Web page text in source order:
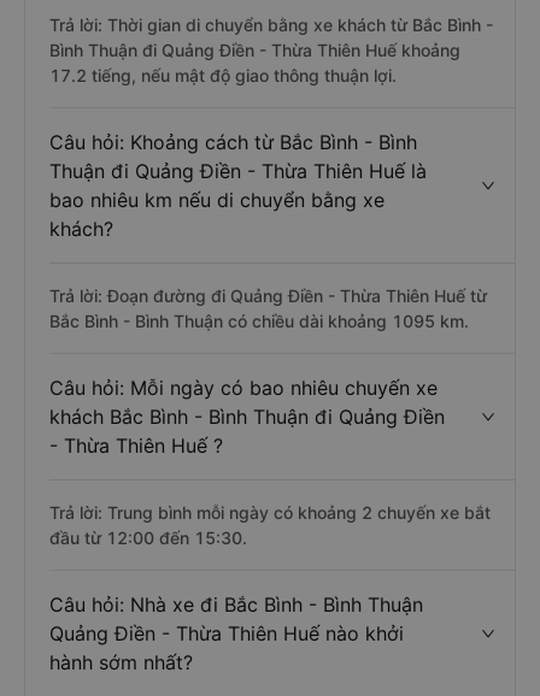
Trả lời: Thời gian di chuyển bằng xe khách từ Bắc Bình -
Bình Thuận đi Quảng Điền - Thừa Thiên Huế khoảng
17.2 tiếng, nếu mật độ giao thông thuận lợi.
Câu hỏi: Khoảng cách từ Bắc Bình - Bình
Thuận đi Quảng Điền - Thừa Thiên Huế là
bao nhiêu km nếu di chuyển bằng xe
khách?
Trả lời: Đoạn đường đi Quảng Điền - Thừa Thiên Huế từ
Bắc Bình - Bình Thuận có chiều dài khoảng 1095 km.
Câu hỏi: Mỗi ngày có bao nhiêu chuyến xe
khách Bắc Bình - Bình Thuận đi Quảng Điền
- Thừa Thiên Huế ?
Trả lời: Trung bình mỗi ngày có khoảng 2 chuyến xe bắt
đầu từ 12:00 đến 15:30.
Câu hỏi: Nhà xe đi Bắc Bình - Bình Thuận
Quảng Điền - Thừa Thiên Huế nào khởi
hành sớm nhất?